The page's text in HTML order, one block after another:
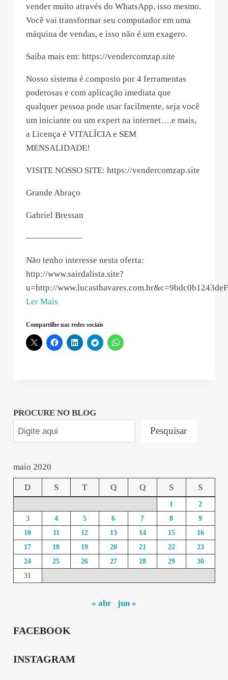
vender muito através do WhatsApp, isso mesmo.
Você vai transformar seu computador em uma
máquina de vendas, e isso não é um exagero.
Saiba mais em: https://vendercomzap.site
Nosso sistema é composto por 4 ferramentas
poderosas e com aplicação imediata que
qualquer pessoa pode usar facilmente, seja você
um iniciante ou um expert na internet….e mais,
a Licença é VITALÍCIA e SEM
MENSALIDADE!
VISITE NOSSO SITE: https://vendercomzap.site
Grande Abraço
Gabriel Bressan
——————–
Não tenho interesse nesta oferta:
http://www.sairdalista.site?
u=http://
Ler Mais
–
2020-
Compartilhe nas redes sociais
PROCURE NO BLOG
Pesquisar
maio 2020
D S T Q Q S S
1
2
3
4 5 6 7 8
9
10
11 12 13 14 15
16
17
18 19 20 21 22
23
24
25 26 27 28 29
30
31
« abr jun »
FACEBOOK
INSTAGRAM